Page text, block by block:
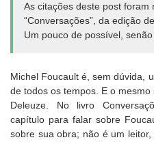
As citações deste post foram
“Conversações”, da edição
Um pouco de possível,
Michel Foucault é, sem dúvida,
de todos os tempos. E o
Deleuze. No livro
capítulo para falar sobre
sobre sua obra; não é um